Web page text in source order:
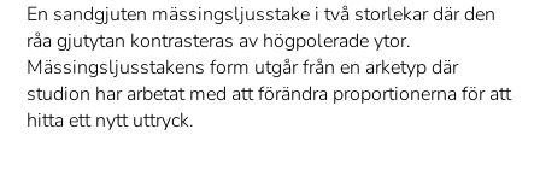
En sandgjuten mässingsljusstake i två storlekar där den
råa gjutytan kontrasteras av högpolerade ytor.
Mässingsljusstakens form utgår från en arketyp där
studion har arbetat med att förändra proportionerna för att
hitta ett nytt uttryck.